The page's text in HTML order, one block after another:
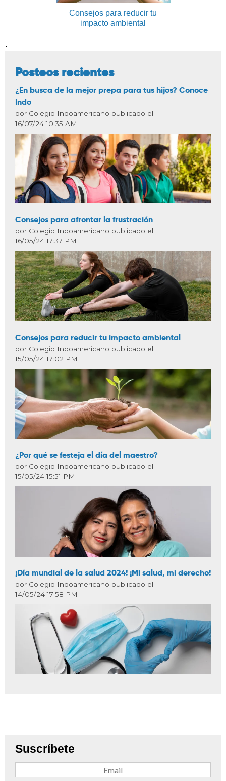
Consejos para reducir tu
impacto ambiental
.
Posteos recientes
¿En busca de la mejor prepa para tus hijos? Conoce
Indo
por Colegio Indoamericano publicado el
16/07/24 10:35 AM
Consejos para afrontar la frustración
por Colegio Indoamericano publicado el
16/05/24 17:37 PM
Consejos para reducir tu impacto ambiental
por Colegio Indoamericano publicado el
15/05/24 17:02 PM
¿Por qué se festeja el día del maestro?
por Colegio Indoamericano publicado el
15/05/24 15:51 PM
¡Día mundial de la salud 2024! ¡Mi salud, mi derecho!
por Colegio Indoamericano publicado el
14/05/24 17:58 PM
Suscríbete